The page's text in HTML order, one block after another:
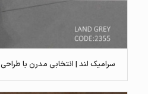
سرامیک لند | انتخابی مدرن با